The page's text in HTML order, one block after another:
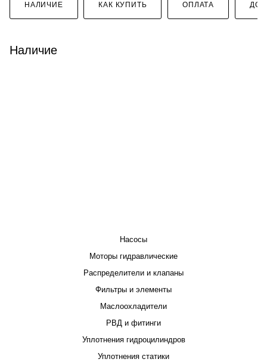
НАЛИЧИЕ КАК КУПИТЬ ОПЛАТА
Наличие
Насосы
Моторы гидравлические
Распределители и клапаны
Фильтры и элементы
Маслоохладители
РВД и фитинги
Уплотнения гидроцилиндров
Уплотнения статики